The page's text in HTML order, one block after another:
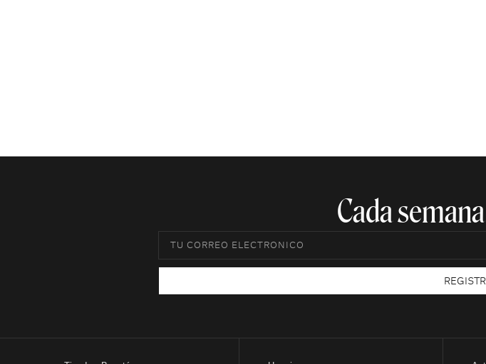
Cada